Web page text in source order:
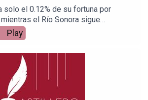
solo el 0.12% de su fortuna por
el Río Sonora sigue
para apoyar vía
www.patreon.com/julioastilleroEnl
www.paypal.me/julioastilleroCuent
transferencias a cuenta BBVA a
Julio Hernández López:
012 320 01539408017
Play